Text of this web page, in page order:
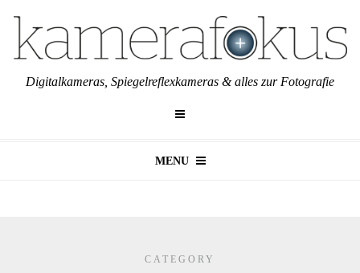
Digitalkameras, Spiegelreflexkameras & alles zur Fotografie
MENU
CATEGORY